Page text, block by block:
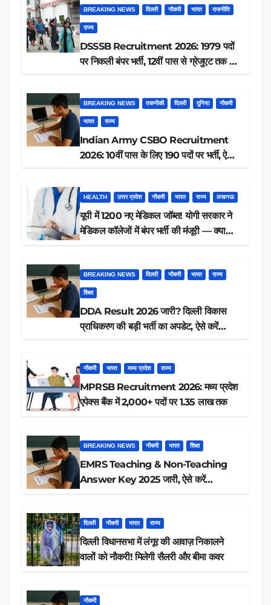
BREAKING NEWS दिल्ली नौकरी भारत राजनीति
राज्य
DSSSB Recruitment 2026: 1979 पदों
पर निकली बंपर भर्ती, 12वीं पास से ग्रेजुएट तक करें
BREAKING NEWS तकनीकी दिल्ली दुनिया नौकरी
भारत राज्य
Indian Army CSBO Recruitment
2026: 10वीं पास के लिए 190 पदों पर भर्ती, ऐसे
HEALTH उत्तर प्रदेश नौकरी भारत राज्य लखनऊ
यूपी में 1200 नए मेडिकल जॉब्स! योगी सरकार ने
मेडिकल कॉलेजों में बंपर भर्ती की मंजूरी — क्या
BREAKING NEWS दिल्ली नौकरी भारत राज्य
शिक्षा
DDA Result 2026 जारी? दिल्ली विकास
प्राधिकरण की बड़ी भर्ती का अपडेट, ऐसे करें
नौकरी भारत मध्य प्रदेश राज्य
MPRSB Recruitment 2026: मध्य प्रदेश
एपेक्स बैंक में 2,000+ पदों पर 1.35 लाख तक
BREAKING NEWS नौकरी भारत शिक्षा
EMRS Teaching & Non-Teaching
Answer Key 2025 जारी, ऐसे करें
दिल्ली नौकरी भारत राज्य
दिल्ली विधानसभा में लंगूर की आवाज़ निकालने
वालों को नौकरी! मिलेगी सैलरी और बीमा कवर
नौकरी